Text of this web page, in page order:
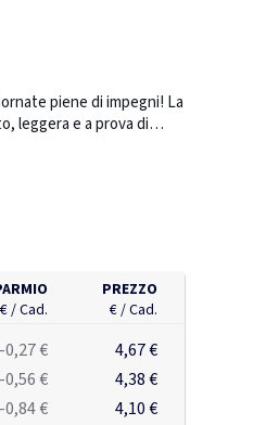
piene di impegni! La
leggera e a prova di
o di un sorso veloce
totale riciclato: 36% in
acciaio inossidabile.
€ / Cad.
PREZZO
€ / Cad.
-0,27 €
4,67 €
-0,56 €
4,38 €
-0,84 €
4,10 €